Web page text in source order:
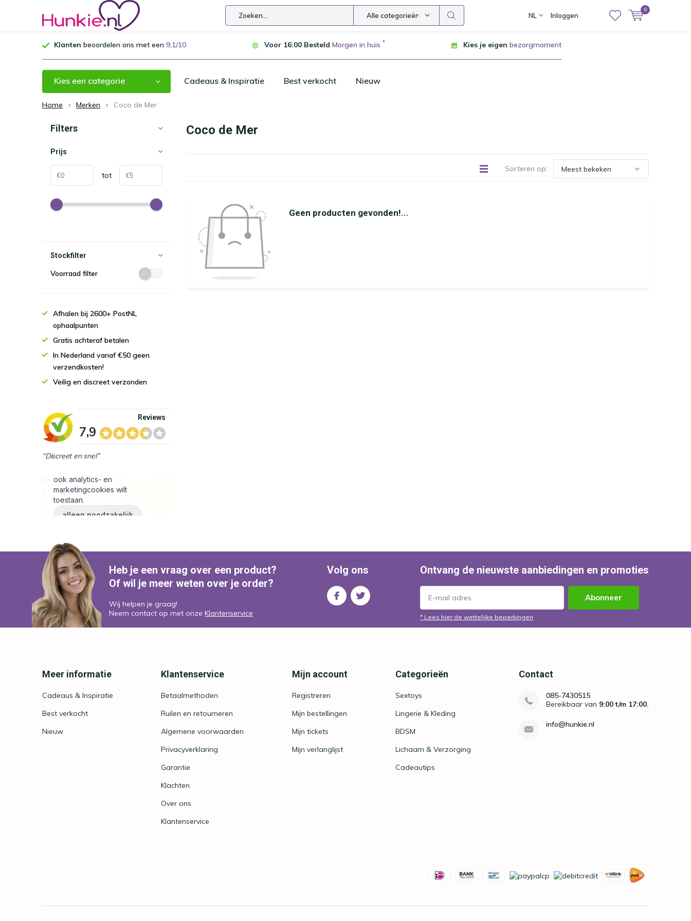
Alle categorieën NL Inloggen
0
Klanten beoordelen ons met een 9,1/10 Voor 16:00 Besteld Morgen in huis * Kies je eigen bezorgmoment
Kies een categorie Cadeaus & Inspiratie Best verkocht Nieuw
Home Merken Coco de Mer
Coco de Mer
Sorteren op:
Geen producten gevonden!...
Filters
Prijs
tot
Stockfilter
Voorraad filter
Afhalen bij 2600+ PostNL
ophaalpunten
Gratis achteraf betalen
In Nederland vanaf €50 geen
verzendkosten!
Veilig en discreet verzonden
7,9
Reviews
“Discreet en snel”
Heb je een vraag over een product?
Of wil je meer weten over je order?
Wij helpen je graag!
Neem contact op met onze Klantenservice
Volg ons Ontvang de nieuwste aanbiedingen en promoties
Abonneer
* Lees hier de wettelijke beperkingen
Meer informatie
Cadeaus & Inspiratie
Best verkocht
Nieuw
Klantenservice
Betaalmethoden
Ruilen en retourneren
Algemene voorwaarden
Privacyverklaring
Garantie
Klachten
Over ons
Klantenservice
Mijn account
Registreren
Mijn bestellingen
Mijn tickets
Mijn verlanglijst
Categorieën
Sextoys
Lingerie & Kleding
BDSM
Lichaam & Verzorging
Cadeautips
Contact
085-7430515
Bereikbaar van 9:00 t/m 17:00.
info@hunkie.nl